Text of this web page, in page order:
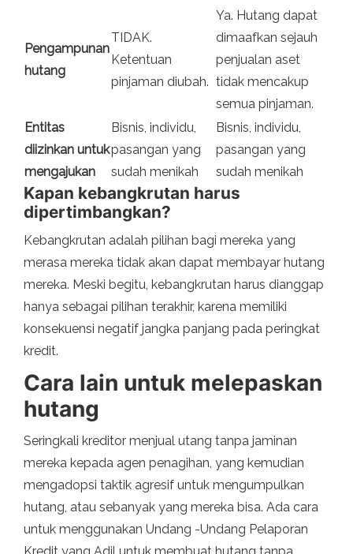
Pengampunan
hutang
TIDAK.
Ketentuan
pinjaman diubah.
Ya. Hutang dapat
dimaafkan sejauh
penjualan aset
tidak mencakup
semua pinjaman.
Entitas
diizinkan untuk
mengajukan
Bisnis, individu,
pasangan yang
sudah menikah
Bisnis, individu,
pasangan yang
sudah menikah
Kapan kebangkrutan harus
dipertimbangkan?
Kebangkrutan adalah pilihan bagi mereka yang
merasa mereka tidak akan dapat membayar hutang
mereka. Meski begitu, kebangkrutan harus dianggap
hanya sebagai pilihan terakhir, karena memiliki
konsekuensi negatif jangka panjang pada peringkat
kredit.
Cara lain untuk melepaskan
hutang
Seringkali kreditor menjual utang tanpa jaminan
mereka kepada agen penagihan, yang kemudian
mengadopsi taktik agresif untuk mengumpulkan
hutang, atau sebanyak yang mereka bisa. Ada cara
untuk menggunakan Undang -Undang Pelaporan